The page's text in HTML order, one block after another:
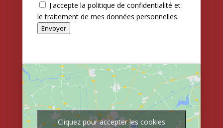
J'accepte la politique de confidentialité et
le traitement de mes données personnelles.
Envoyer
Cliquez pour accepter les cookies